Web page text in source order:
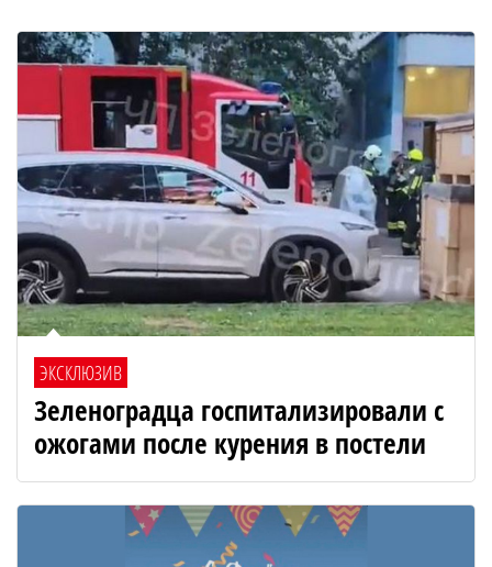
ЭКСКЛЮЗИВ
Зеленоградца госпитализировали с
ожогами после курения в постели